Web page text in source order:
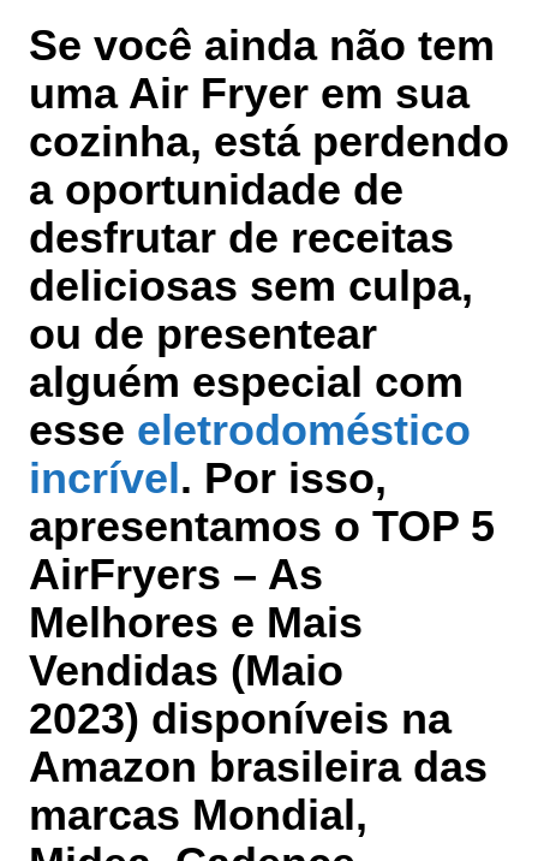
Se você ainda não tem
uma Air Fryer em sua
cozinha, está perdendo
a oportunidade de
desfrutar de receitas
deliciosas sem culpa,
ou de presentear
alguém especial com
esse eletrodoméstico
incrível. Por isso,
apresentamos o TOP 5
AirFryers – As
Melhores e Mais
Vendidas (Maio
2023) disponíveis na
Amazon brasileiradas
marcas Mondial,